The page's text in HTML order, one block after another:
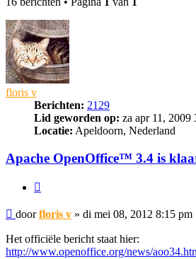
floris v
Berichten: 2129
Lid geworden op: za apr 11, 2009
Locatie: Apeldoorn, Nederland
Apache OpenOffice™ 3.4 is
Bericht
doorfloris v » di mei 08, 2012 8:15 pm
Het officiële bericht staat hier:
http://www.openoffice.org/news/